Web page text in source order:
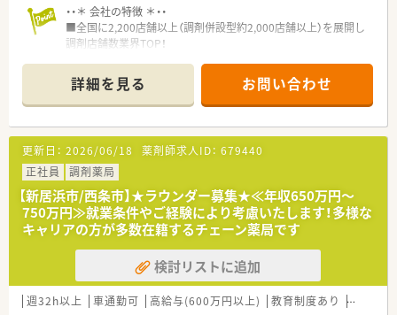
・・＊ 会社の特徴 ＊・・
■全国に2,200店舗以上（調剤併設型約2,000店舗以上）を展開し
調剤店舗数業界TOP！
頑張り次第で高給与も可能！
■経験や勤務コースによりますが、経験の少ない方でも500万前
半スタートと業界TOP水準！
■職種や職域に合わせ、豊富な社内研修や外部組織と連携した研
修を用意されています
■薬剤師が中心の会社だからこそ活躍できるキャリアパスが多
種多様に用意されています。
■店舗拡大に伴い、エリアマネジャーや営業部長等のマネジメン
トのポジションも増えます。
■在宅や教育等の専門性を活かせるスペシャリストを目指すこ
とも可能です。
■その他にも、管理部門や商品部門等の本社スタッフなど活動領
域は多種多様です。
■在宅実施店舗は年々増加しており、在宅医療へもしっかりと関
わる事ができます。
詳細を見る お問い合わせ
更新日： 2026/06/18 薬剤師求人ID： 679440
正社員
調剤薬局
【新居浜市/西条市】★ラウンダー募集★≪年収650万円～
750万円≫就業条件やご経験により考慮いたします！多様な
キャリアの方が多数在籍するチェーン薬局です
検討リストに追加
週32h以上 車通勤可 高給与(600万円以上) 教育制度あり シフト制